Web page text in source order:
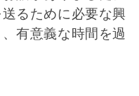
るために必要な興
有意義な時間を過